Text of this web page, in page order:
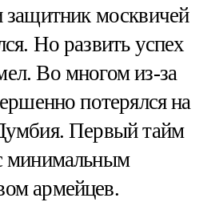
защитник москвичей
Но развить успех
Во многом из-за
потерялся на
Первый тайм
минимальным
армейцев.